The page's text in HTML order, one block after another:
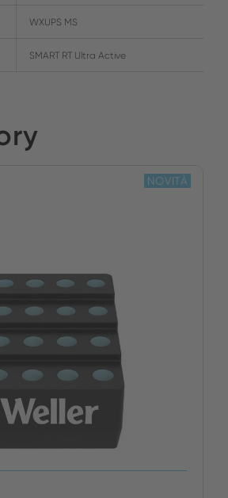
WXUPS MS
SMART RT Ultra Active
NOVITÀ